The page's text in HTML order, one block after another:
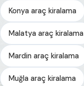
Konya araç kiralama
Malatya araç kiralama
Mardin araç kiralama
Muğla araç kiralama